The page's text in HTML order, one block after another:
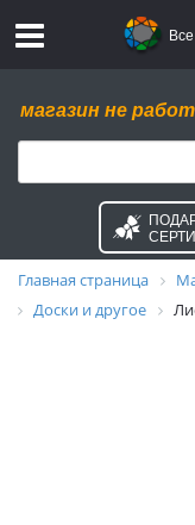
магазин не
Главная страница
Доски и другое